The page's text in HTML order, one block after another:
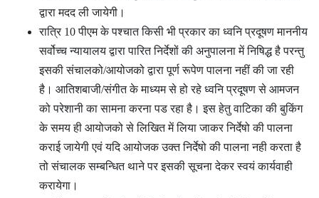
द्वारा मदद ली जायेगी।
रात्रि 10 पीएम के पश्चात किसी भी प्रकार का ध्वनि प्रदूषण माननीय
सर्वोच्च न्यायालय द्वारा पारित निर्देशों की अनुपालना में निषिद्ध है परन्तु
इसकी संचालको/आयोजको द्वारा पूर्ण रूपेण पालना नहीं की जा रही
है। आतिशबाजी/संगीत के माध्यम से हो रहे ध्वनि प्रदूषण से आमजन
को परेशानी का सामना करना पड रहा है। इस हेतु वाटिका की बुकिंग
के समय ही आयोजको से लिखित में लिया जाकर निर्देषो की पालना
कराई जायेगी एवं यदि आयोजक उक्त निर्देषो की पालना नही करता है
तो संचालक सम्बन्धित थाने पर इसकी सूचना देकर स्वयं कार्यवाही
करायेगा।